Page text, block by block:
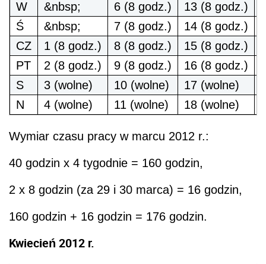
W &nbsp; 6 (8 godz.) 13 (8 godz.)
Ś
&nbsp; 7 (8 godz.) 14 (8 godz.)
CZ
1 (8 godz.) 8 (8 godz.) 15 (8 godz.)
PT
2 (8 godz.) 9 (8 godz.) 16 (8 godz.)
S
3 (wolne) 10 (wolne) 17 (wolne)
N
4 (wolne) 11 (wolne) 18 (wolne)
Wymiar czasu pracy w marcu 2012 r.:
40 godzin x 4 tygodnie = 160 godzin,
2 x 8 godzin (za 29 i 30 marca) = 16 godzin,
160 godzin + 16 godzin = 176 godzin.
Kwiecień 2012 r.